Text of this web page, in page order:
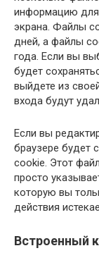
информацию для
экрана. Файлы
дней, а файлы
года. Если вы
будет
выйдете из
входа будут
Если вы
браузере будет
cookie. Этот
просто
которую вы
действия
Встроенный